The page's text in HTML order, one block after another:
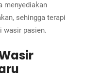
menyediakan
sehingga terapi
wasir pasien.